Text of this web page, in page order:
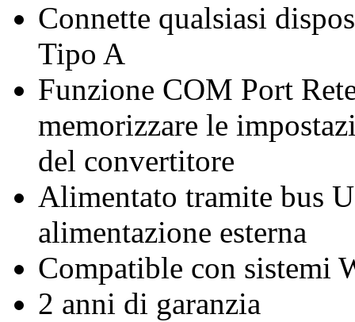
Connette qualsiasi
Tipo A
Funzione COM Port
memorizzare le
del convertitore
Alimentato tramite bus
alimentazione esterna
Compatible con sistemi
2 anni di garanzia